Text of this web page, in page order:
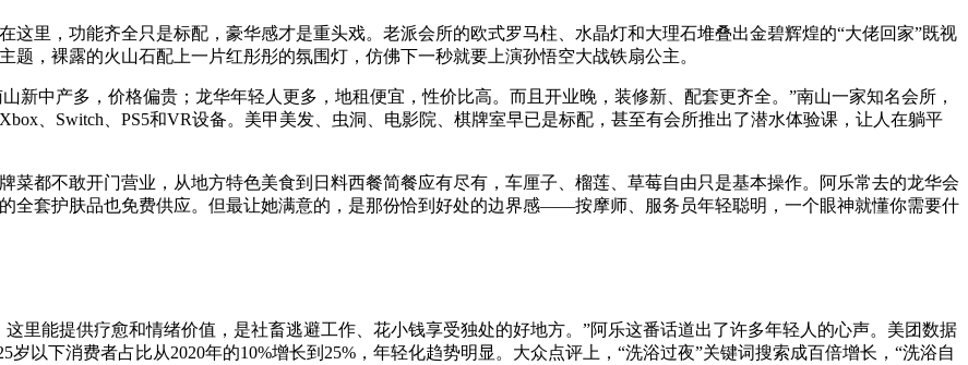
这里，功能齐全只是标配，豪华感才是重头戏。老派会所的欧式罗马柱、水晶灯和大理石堆叠出金碧辉煌的“大佬回家”既视
，裸露的火山石配上一片红彤彤的氛围灯，仿佛下一秒就要上演孙悟空大战铁扇公主。
新中产多，价格偏贵；龙华年轻人更多，地租便宜，性价比高。而且开业晚，装修新、配套更齐全。”南山一家知名会所，
、Switch、PS5和VR设备。美甲美发、虫洞、电影院、棋牌室早已是标配，甚至有会所推出了潜水体验课，让人在躺平
菜都不敢开门营业，从地方特色美食到日料西餐简餐应有尽有，车厘子、榴莲、草莓自由只是基本操作。阿乐常去的龙华会
全套护肤品也免费供应。但最让她满意的，是那份恰到好处的边界感——按摩师、服务员年轻聪明，一个眼神就懂你需要什
里能提供疗愈和情绪价值，是社畜逃避工作、花小钱享受独处的好地方。”阿乐这番话道出了许多年轻人的心声。美团数据
以下消费者占比从2020年的10%增长到25%，年轻化趋势明显。大众点评上，“洗浴过夜”关键词搜索成百倍增长，“洗浴自